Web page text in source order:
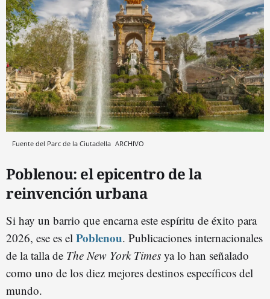
Fuente del Parc de la Ciutadella ARCHIVO
Poblenou: el epicentro de la
reinvención urbana
Si hay un barrio que encarna este espíritu de éxito para
2026, ese es el Poblenou. Publicaciones internacionales
de la talla de The New York Times ya lo han señalado
como uno de los diez mejores destinos específicos del
mundo.